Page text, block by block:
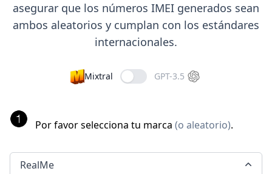
asegurar que los números IMEI generados sean
ambos aleatorios y cumplan con los estándares
internacionales.
Mixtral GPT-3.5
Por favor selecciona tu marca (o aleatorio).
RealMe